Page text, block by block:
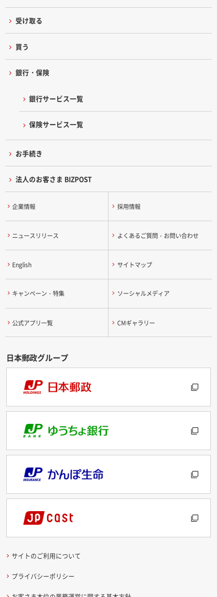
受け取る
買う
銀行・保険
銀行サービス一覧
保険サービス一覧
お手続き
法人のお客さま BIZPOST
企業情報 採用情報
ニュースリリース よくあるご質問・お問い合わせ
English サイトマップ
キャンペーン・特集 ソーシャルメディア
公式アプリ一覧 CMギャラリー
サイトのご利用について
プライバシーポリシー